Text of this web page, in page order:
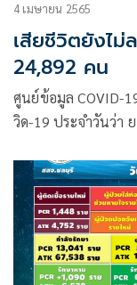
4 เมษายน 2565
เสียชีวิตยังไม่
24,892 คน
ศูนย์ข้อมูล COVID-
วิด-19 ประจำวันว่า
24,846 ราย